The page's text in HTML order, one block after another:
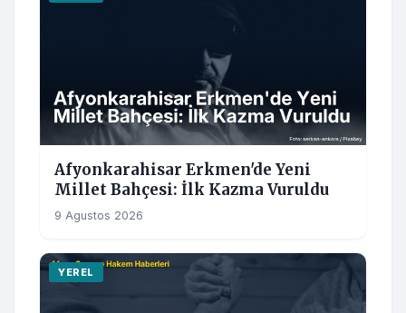
Afyonkarahisar Erkmen'de Yeni
Millet Bahçesi: İlk Kazma Vuruldu
9 Agustos 2026
YEREL